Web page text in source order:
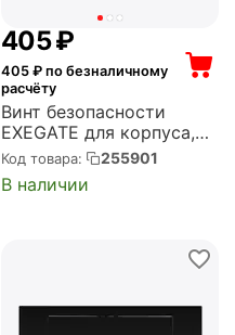
‍405‍₽
405₽ по безналичному
расчёту
Винт безопасности
EXEGATE для корпуса,
для боковой стенки
(EX269459RUS)
Код товара: 255901
В наличии